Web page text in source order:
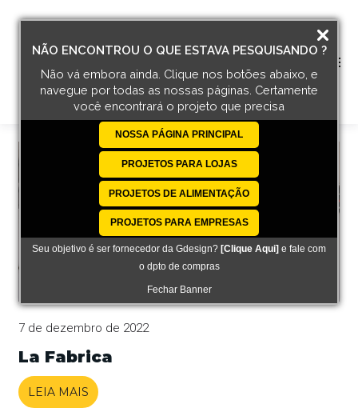
NÃO ENCONTROU O QUE ESTAVA PESQUISANDO ?
Não vá embora ainda. Clique nos botões abaixo, e
navegue por todas as nossas páginas. Certamente
você encontrará o projeto que precisa
NOSSA PÁGINA PRINCIPAL
PROJETOS PARA LOJAS
PROJETOS DE ALIMENTAÇÃO
PROJETOS PARA EMPRESAS
Seu objetivo é ser fornecedor da Gdesign? [Clique Aqui] e fale com
o dpto de compras
Fechar Banner
7 de dezembro de 2022
La Fabrica
LEIA MAIS